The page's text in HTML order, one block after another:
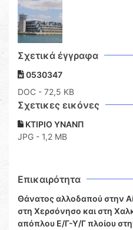
Σχετικά έγγραφα
0530347
DOC - 72,5 KB
Σχετικες εικόνες
ΚΤΙΡΙΟ ΥΝΑΝΠ
JPG - 1,2 MB
Επικαιρότητα
Θάνατος αλλοδαπού στην
στη Χερσόνησο και στη
απόπλου Ε/Γ-Υ/Γ πλοίου